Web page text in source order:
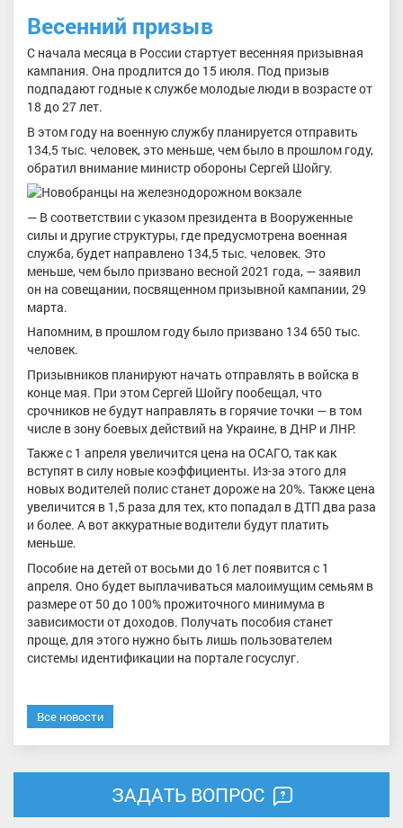
Весенний призыв
С начала месяца в России стартует весенняя призывная
кампания. Она продлится до 15 июля. Под призыв
подпадают годные к службе молодые люди в возрасте от
18 до 27 лет.
В этом году на военную службу планируется отправить
134,5 тыс. человек, это меньше, чем было в прошлом году,
обратил внимание министр обороны Сергей Шойгу.
— В соответствии с указом президента в Вооруженные
силы и другие структуры, где предусмотрена военная
служба, будет направлено 134,5 тыс. человек. Это
меньше, чем было призвано весной 2021 года, — заявил
он на совещании, посвященном призывной кампании, 29
марта.
Напомним, в прошлом году было призвано 134 650 тыс.
человек.
Призывников планируют начать отправлять в войска в
конце мая. При этом Сергей Шойгу пообещал, что
срочников не будут направлять в горячие точки — в том
числе в зону боевых действий на Украине, в ДНР и ЛНР.
Также с 1 апреля увеличится цена на ОСАГО, так как
вступят в силу новые коэффициенты. Из-за этого для
новых водителей полис станет дороже на 20%. Также цена
увеличится в 1,5 раза для тех, кто попадал в ДТП два раза
и более. А вот аккуратные водители будут платить
меньше.
Пособие на детей от восьми до 16 лет появится с 1
апреля. Оно будет выплачиваться малоимущим семьям в
размере от 50 до 100% прожиточного минимума в
зависимости от доходов. Получать пособия станет
проще, для этого нужно быть лишь пользователем
системы идентификации на портале госуслуг.
Все новости
ЗАДАТЬ ВОПРОС